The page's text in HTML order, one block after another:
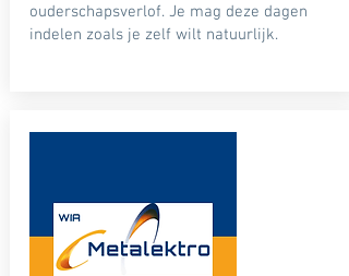
ouderschapsverlof. Je mag deze dagen
indelen zoals je zelf wilt natuurlijk.